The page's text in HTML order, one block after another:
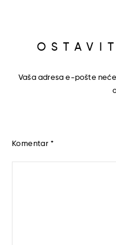
Vaša adresa e-pošte
Komentar *